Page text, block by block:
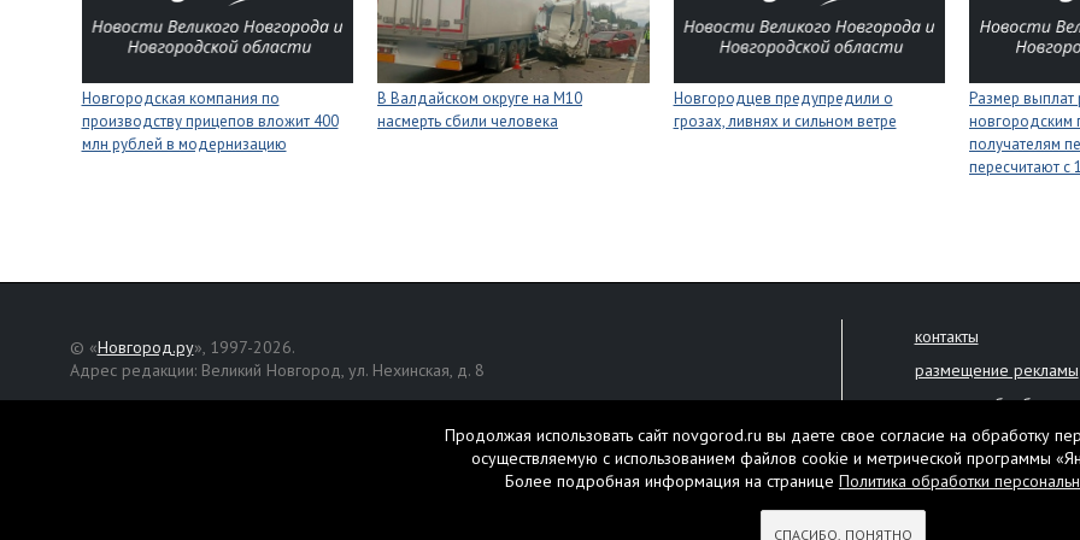
Новгородская компания по
производству прицепов вложит 400
млн рублей в модернизацию
В Валдайском округе на М10
насмерть сбили человека
Новгородцев предупредили о
грозах, ливнях и сильном ветре
Размер
новгородским
получателям
пересчитают с
© «Новгород.ру», 1997-2026.
Адрес редакции: Великий Новгород, ул. Нехинская, д. 8
, публикуются на правах рекламы.
контакты
размещение рекламы
политика обработки
Настоящий ресурс
Нашли ошибку?
Продолжая использовать сайт novgorod.ru вы даете свое согласие на обработку
осуществляемую с использованием файлов cookie и метрической программы
Более подробная информация на странице Политика обработки
СПАСИБО, ПОНЯТНО